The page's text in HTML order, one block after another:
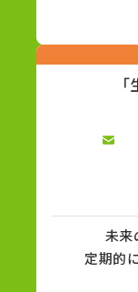
未来
定期的